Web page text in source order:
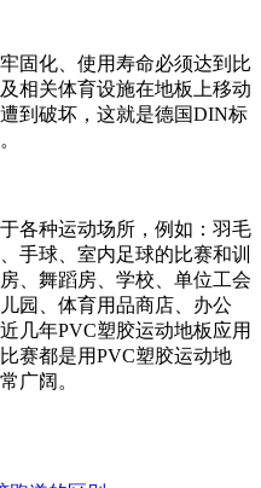
固化、使用寿命必须达到比
相关体育设施在地板上移动
到破坏，这就是德国DIN标
各种运动场所，例如：羽毛
手球、室内足球的比赛和训
、舞蹈房、学校、单位工会
园、体育用品商店、办公
几年PVC塑胶运动地板应用
赛都是用PVC塑胶运动地
广阔。